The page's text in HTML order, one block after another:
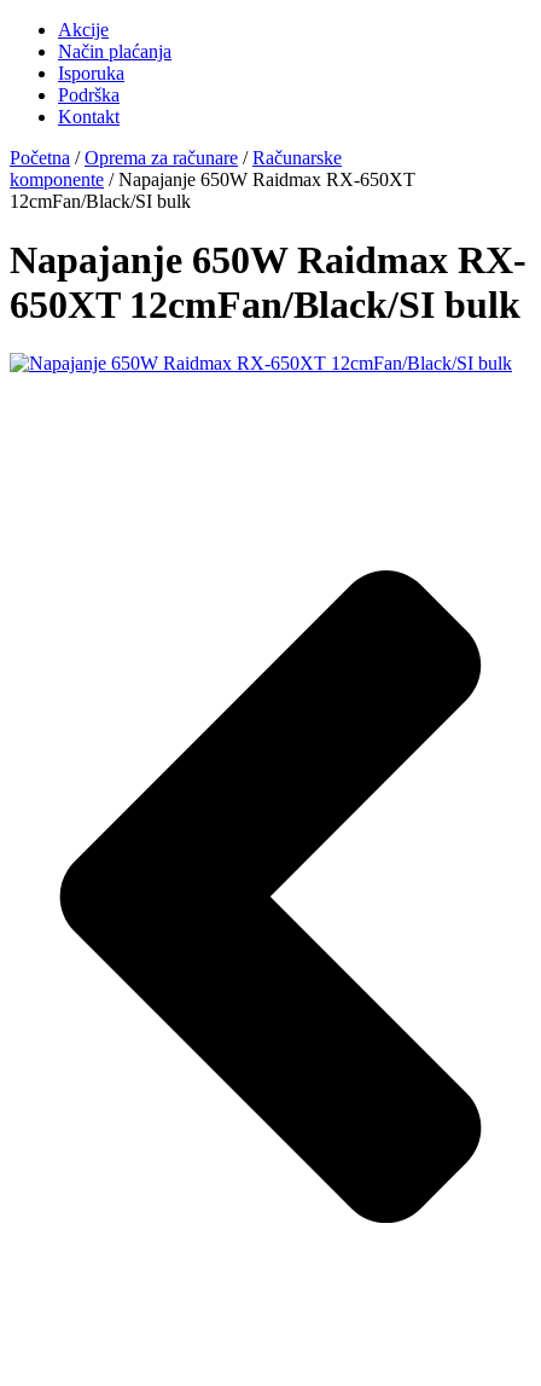
Akcije
Način plaćanja
Isporuka
Podrška
Kontakt
Početna /Oprema za računare /Računarske
komponente / Napajanje 650W Raidmax RX-650XT
12cmFan/Black/SI bulk
Napajanje 650W Raidmax RX-
650XT 12cmFan/Black/SI bulk